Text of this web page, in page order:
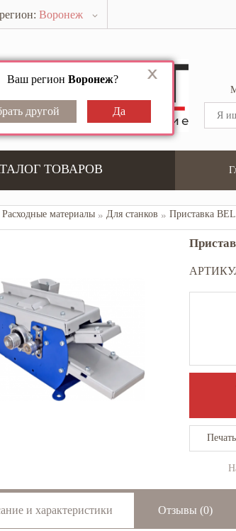
Воронеж
Ваш регион Воронеж?
ТОВАРОВ
Расходные материалы Для станков Приставка
и характеристики Отзывы (0)